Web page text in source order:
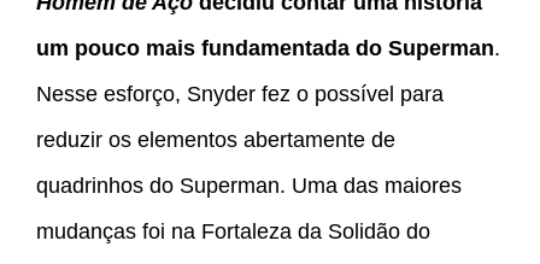
um pouco mais fundamentada do Superman.
Nesse esforço, Snyder fez o possível para
reduzir os elementos abertamente de
quadrinhos do Superman. Uma das maiores
mudanças foi na Fortaleza da Solidão do